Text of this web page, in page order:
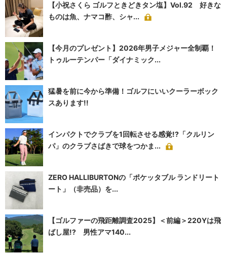
【小祝さくら ゴルフときどきタン塩】Vol.92 好きな
ものは魚、ナマコ酢、シャ...
【今月のプレゼント】2026年男子メジャー全制覇！
トゥルーテンパー「ダイナミック...
猛暑を前に今から準備！ゴルフにいいクーラーボック
スあります!!
インパクトでクラブを1回転させる感覚!?「クルリン
パ」のクラブさばきで球をつかま...
ZERO HALLIBURTONの「ポケッタブル ランドリート
ート」（非売品）を...
【ゴルファーの飛距離調査2025】＜前編＞220Yは飛
ばし屋!? 男性アマ140...